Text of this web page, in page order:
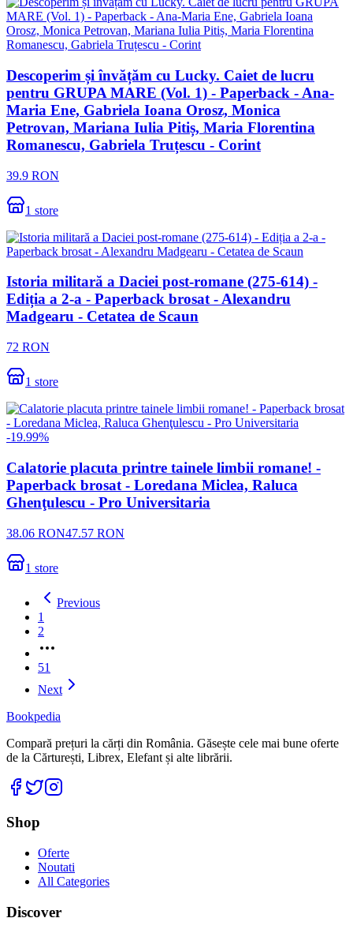
Descoperim și învățăm cu Lucky. Caiet de lucru
pentru GRUPA MARE (Vol. 1) - Paperback - Ana-
Maria Ene, Gabriela Ioana Orosz, Monica
Petrovan, Mariana Iulia Pitiș, Maria Florentina
Romanescu, Gabriela Truțescu - Corint
39.9 RON
1 store
Istoria militară a Daciei post-romane (275-614) -
Ediția a 2-a - Paperback brosat - Alexandru
Madgearu - Cetatea de Scaun
72 RON
1 store
-19.99%
Calatorie placuta printre tainele limbii romane! -
Paperback brosat - Loredana Miclea, Raluca
Ghenţulescu - Pro Universitaria
38.06 RON47.57 RON
1 store
Previous
1
2
51
Next
Bookpedia
Compară prețuri la cărți din România. Găsește cele mai bune oferte
de la Cărturești, Librex, Elefant și alte librării.
Facebook
Twitter
Shop
Oferte
Noutati
All Categories
Discover